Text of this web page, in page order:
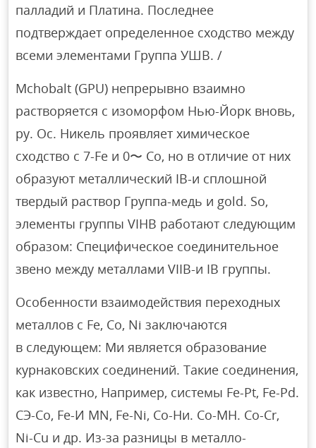
палладий и Платина. Последнее
подтверждает определенное сходство между
всеми элементами Группа УШВ. /
Mchobalt (GPU) непрерывно взаимно
растворяется с изоморфом Нью-Йорк вновь,
ру. Ос. Никель проявляет химическое
сходство с 7-Fe и 0〜 Co, но в отличие от них
образуют металлический IB-и сплошной
твердый раствор Группа-медь и gold. So,
элементы группы VIHB работают следующим
образом: Специфическое соединительное
звено между металлами VIIB-и IB группы.
Особенности взаимодействия переходных
металлов с Fe, Co, Ni заключаются
в следующем: Ми является образование
курнаковских соединений. Такие соединения,
как известно, Например, системы Fe-Pt, Fe-Pd.
СЭ-Со, Fe-И MN, Fе-Ni, Со-Ни. Со-МН. Co-Cr,
Ni-Cu и др. Из-за разницы в металло-